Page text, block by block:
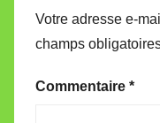
Votre adresse e-
champs
Commentaire *